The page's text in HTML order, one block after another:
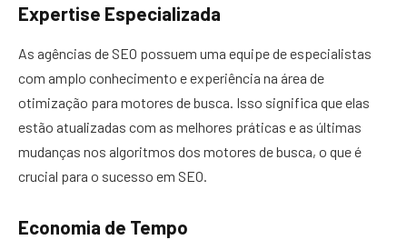
Expertise Especializada
As agências de SEO possuem uma equipe de especialistas
com amplo conhecimento e experiência na área de
otimização para motores de busca. Isso significa que elas
estão atualizadas com as melhores práticas e as últimas
mudanças nos algoritmos dos motores de busca, o que é
crucial para o sucesso em SEO.
Economia de Tempo